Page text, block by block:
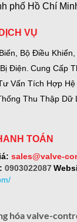
phố Hồ Chí
VỤ
Bộ Điều
Điện. Cung Cấp
Vấn Tích Hợp
Thu Thập Dữ
TOÁN
sales@valve-
0903022087
hóa valve-